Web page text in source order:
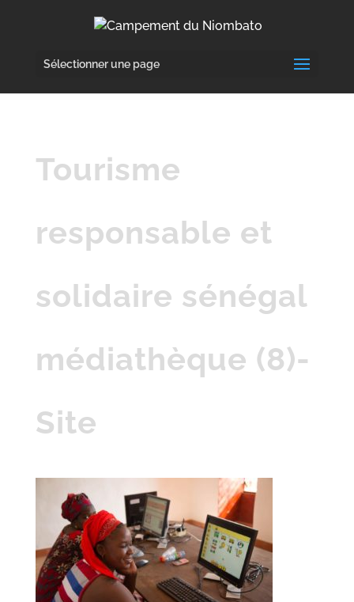
Sélectionner une page
Tourisme
responsable et
solidaire sénégal
médiathèque (8)-
Site